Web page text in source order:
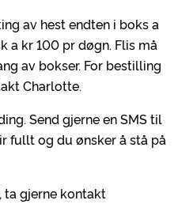
av hest endten i boks a
a kr 100 pr døgn. Flis må
av bokser. For bestilling
Charlotte.
Send gjerne en SMS til
fullt og du ønsker å stå på
ta gjerne kontakt